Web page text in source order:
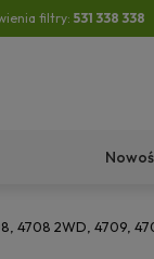
filtry: 531 338 338
4708 2WD, 4709,